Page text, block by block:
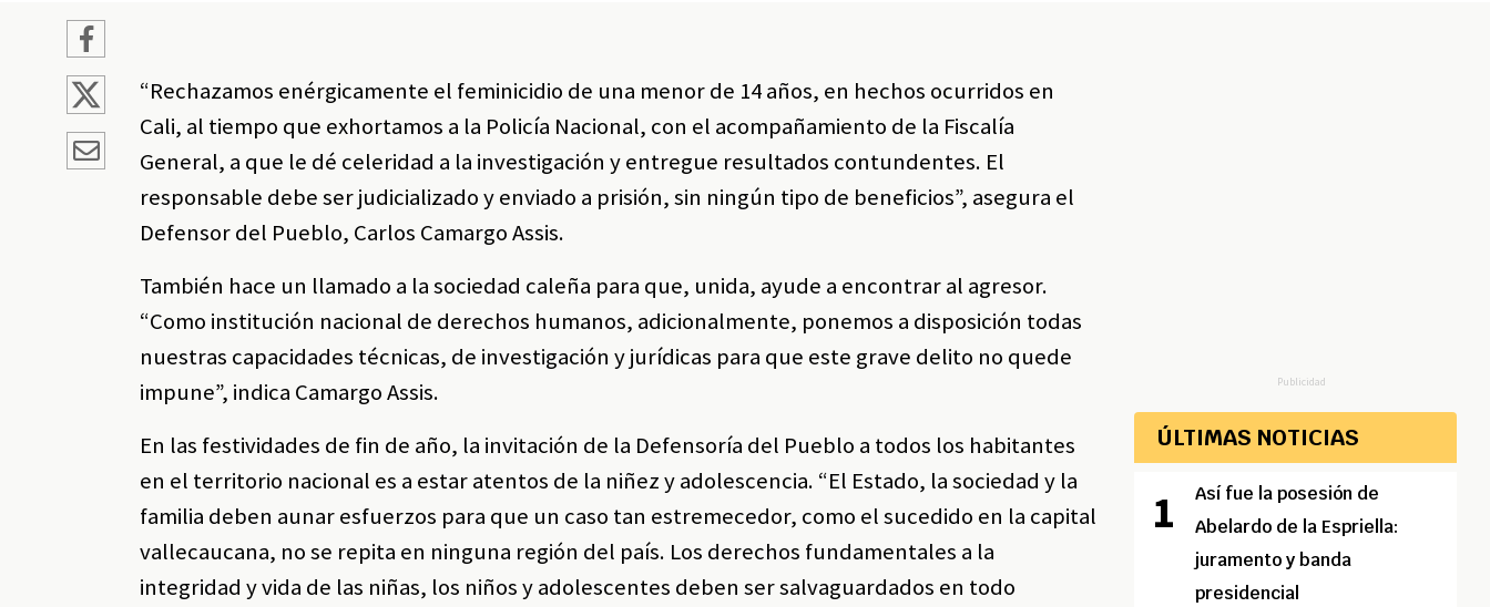
“Rechazamos enérgicamente el feminicidio de una menor de 14 años, en hechos ocurridos en
Cali, al tiempo que exhortamos a la Policía Nacional, con el acompañamiento de la Fiscalía
General, a que le dé celeridad a la investigación y entregue resultados contundentes. El
responsable debe ser judicializado y enviado a prisión, sin ningún tipo de beneficios”, asegura el
Defensor del Pueblo, Carlos Camargo Assis.
También hace un llamado a la sociedad caleña para que, unida, ayude a encontrar al agresor.
“Como institución nacional de derechos humanos, adicionalmente, ponemos a disposición todas
nuestras capacidades técnicas, de investigación y jurídicas para que este grave delito no quede
impune”, indica Camargo Assis.
En las festividades de fin de año, la invitación de la Defensoría del Pueblo a todos los habitantes
en el territorio nacional es a estar atentos de la niñez y adolescencia. “El Estado, la sociedad y la
familia deben aunar esfuerzos para que un caso tan estremecedor, como el sucedido en la capital
vallecaucana, no se repita en ninguna región del país. Los derechos fundamentales a la
integridad y vida de las niñas, los niños y adolescentes deben ser salvaguardados en todo
Publicidad
ÚLTIMAS NOTICIAS
Así fue la posesión de
Abelardo de la Espriella:
juramento y banda
presidencial